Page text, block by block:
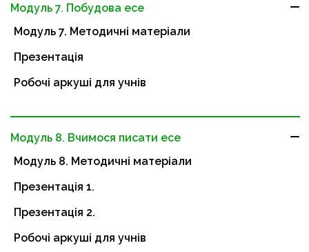
Модуль 7. Побудова есе
Модуль 7. Методичні матеріали
Презентація
Робочі аркуші для учнів
Модуль 8. Вчимося писати есе
Модуль 8. Методичні матеріали
Презентація 1.
Презентація 2.
Робочі аркуші для учнів